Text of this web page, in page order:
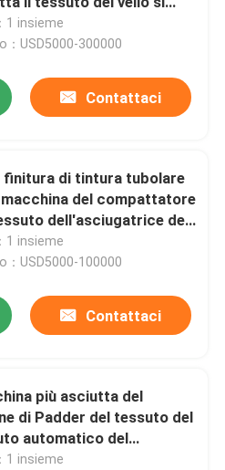
l'essiccatore 50HZ
1 insieme
：USD5000-300000
Contattaci
finitura di tintura tubolare
del compattatore
dell'asciugatrice del
35T
1 insieme
：USD5000-100000
Contattaci
più asciutta del
di Padder del tessuto del
automatico del
per i tessuti
1 insieme